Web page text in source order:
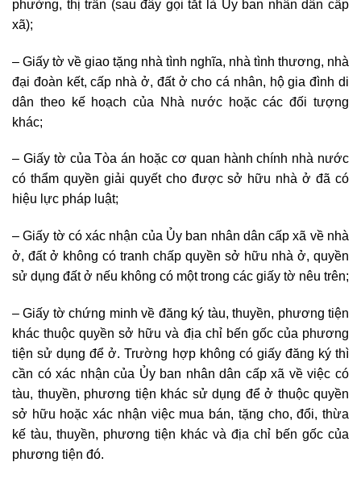
phường, thị trấn (sau đây gọi tắt là Ủy ban nhân dân cấp
xã);
– Giấy tờ về giao tặng nhà tình nghĩa, nhà tình thương, nhà
đại đoàn kết, cấp nhà ở, đất ở cho cá nhân, hộ gia đình di
dân theo kế hoạch của Nhà nước hoặc các đối tượng
khác;
– Giấy tờ của Tòa án hoặc cơ quan hành chính nhà nước
có thẩm quyền giải quyết cho được sở hữu nhà ở đã có
hiệu lực pháp luật;
– Giấy tờ có xác nhận của Ủy ban nhân dân cấp xã về nhà
ở, đất ở không có tranh chấp quyền sở hữu nhà ở, quyền
sử dụng đất ở nếu không có một trong các giấy tờ nêu trên;
– Giấy tờ chứng minh về đăng ký tàu, thuyền, phương tiện
khác thuộc quyền sở hữu và địa chỉ bến gốc của phương
tiện sử dụng để ở. Trường hợp không có giấy đăng ký thì
cần có xác nhận của Ủy ban nhân dân cấp xã về việc có
tàu, thuyền, phương tiện khác sử dụng để ở thuộc quyền
sở hữu hoặc xác nhận việc mua bán, tặng cho, đổi, thừa
kế tàu, thuyền, phương tiện khác và địa chỉ bến gốc của
phương tiện đó.